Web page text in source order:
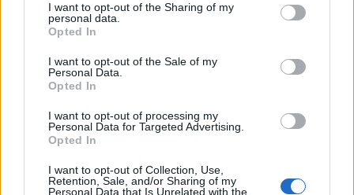
not limited to your visit or usage behaviour. You may click to
grant or deny consent to Google and its third-party tags to
use your data for below specified purposes in below Google
consent section.
I want to opt-out of the Sharing of my
personal data.
Opted In
I want to opt-out of the Sale of my
Personal Data.
Opted In
I want to opt-out of processing my
Personal Data for Targeted Advertising.
Opted In
I want to opt-out of Collection, Use,
Retention, Sale, and/or Sharing of my
Personal Data that Is Unrelated with the
DIVAT
Péterfy Bori őrült cuccal zárja a
hetet!